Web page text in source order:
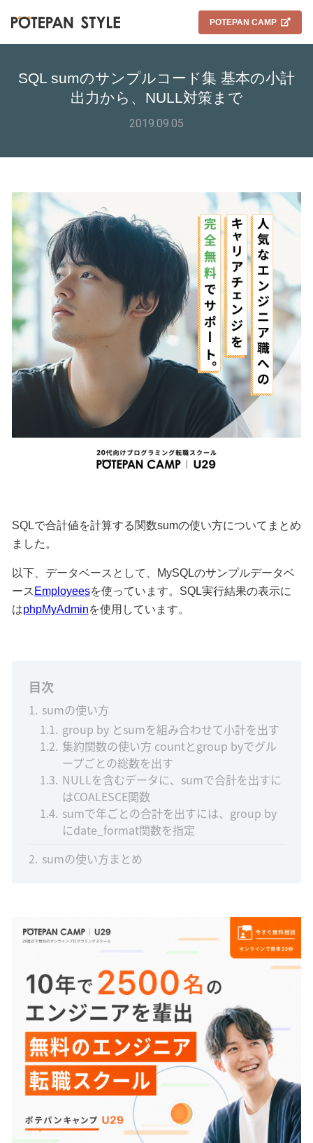
POTEPAN CAMP
SQL sumのサンプルコード集 基本の小計
出力から、NULL対策まで
2019.09.05
SQLで合計値を計算する関数sumの使い方についてまとめ
ました。
以下、データベースとして、MySQLのサンプルデータベ
ース Employeesを使っています。SQL実行結果の表示に
はphpMyAdminを使用しています。
目次
1 sumの使い方
1.1 group by とsumを組み合わせて小計を出す
1.2 集約関数の使い方 countとgroup byでグル
ープごとの総数を出す
1.3 NULLを含むデータに、sumで合計を出すに
はCOALESCE関数
1.4 sumで年ごとの合計を出すには、group by
にdate_format関数を指定
2 sumの使い方まとめ